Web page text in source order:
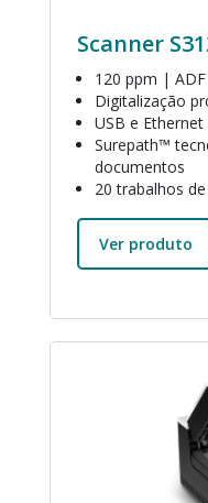
Scanner
120 ppm |
Digitalização
USB e
Surepath™
documentos
20 trabalhos
Ver produto